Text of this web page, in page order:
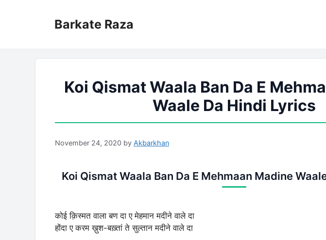
Barkate Raza
Koi Qismat Waala Ban Da E
Waale Da Hindi Lyrics
November 24, 2020 by Akbarkhan
Koi Qismat Waala Ban Da E Mehmaan Madine
कोई क़िस्मत वाला बण दा ए मेहमान मदीने वाले दा
होंदा ए करम ख़ुश-बख़्तां ते सुल्तान मदीने वाले दा